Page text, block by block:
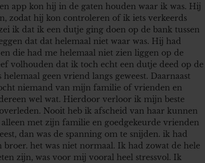
app kon hij in de gaten houden waar ik was. Hij
zodat hij kon controleren of ik iets verkeerds
ik dat ik een dutje ging doen op de bank tussen
dat dat helemaal niet waar was. Hij had
die had me helemaal niet zien liggen op de
volhouden dat ik toch echt een dutje deed op de
geen vriend langs geweest. Daarnaast
niemand van mijn familie of vrienden en
wel wat. Hierdoor verloor ik mijn beste
Nooit heb ik afscheid van haar kunnen
met zijn familie en goedgekeurde vrienden
dan was de spanning om te snijden. ik had
het was niet normaal. Ik had zowat de hele
zijn, was voor mij vooral heel stressvol. Ik